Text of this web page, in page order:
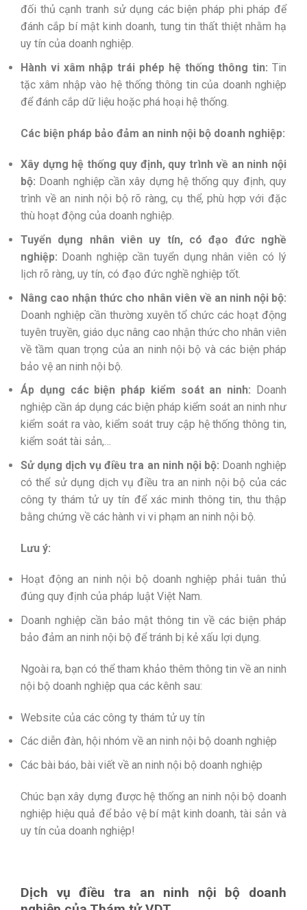
đối thủ cạnh tranh sử dụng các biện pháp phi pháp để
đánh cắp bí mật kinh doanh, tung tin thất thiệt nhằm hạ
uy tín của doanh nghiệp.
Hành vi xâm nhập trái phép hệ thống thông tin: Tin
tặc xâm nhập vào hệ thống thông tin của doanh nghiệp
để đánh cắp dữ liệu hoặc phá hoại hệ thống.
Các biện pháp bảo đảm an ninh nội bộ doanh nghiệp:
Xây dựng hệ thống quy định, quy trình về an ninh nội
bộ: Doanh nghiệp cần xây dựng hệ thống quy định, quy
trình về an ninh nội bộ rõ ràng, cụ thể, phù hợp với đặc
thù hoạt động của doanh nghiệp.
Tuyển dụng nhân viên uy tín, có đạo đức nghề
nghiệp: Doanh nghiệp cần tuyển dụng nhân viên có lý
lịch rõ ràng, uy tín, có đạo đức nghề nghiệp tốt.
Nâng cao nhận thức cho nhân viên về an ninh nội bộ:
Doanh nghiệp cần thường xuyên tổ chức các hoạt động
tuyên truyền, giáo dục nâng cao nhận thức cho nhân viên
về tầm quan trọng của an ninh nội bộ và các biện pháp
bảo vệ an ninh nội bộ.
Áp dụng các biện pháp kiểm soát an ninh: Doanh
nghiệp cần áp dụng các biện pháp kiểm soát an ninh như
kiểm soát ra vào, kiểm soát truy cập hệ thống thông tin,
kiểm soát tài sản,…
Sử dụng dịch vụ điều tra an ninh nội bộ: Doanh nghiệp
có thể sử dụng dịch vụ điều tra an ninh nội bộ của các
công ty thám tử uy tín để xác minh thông tin, thu thập
bằng chứng về các hành vi vi phạm an ninh nội bộ.
Lưu ý:
Hoạt động an ninh nội bộ doanh nghiệp phải tuân thủ
đúng quy định của pháp luật Việt Nam.
Doanh nghiệp cần bảo mật thông tin về các biện pháp
bảo đảm an ninh nội bộ để tránh bị kẻ xấu lợi dụng.
Ngoài ra, bạn có thể tham khảo thêm thông tin về an ninh
nội bộ doanh nghiệp qua các kênh sau:
Website của các công ty thám tử uy tín
Các diễn đàn, hội nhóm về an ninh nội bộ doanh nghiệp
Các bài báo, bài viết về an ninh nội bộ doanh nghiệp
Chúc bạn xây dựng được hệ thống an ninh nội bộ doanh
nghiệp hiệu quả để bảo vệ bí mật kinh doanh, tài sản và
uy tín của doanh nghiệp!
Dịch vụ điều tra an ninh nội bộ doanh